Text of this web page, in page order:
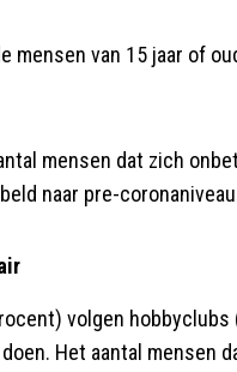
mensen van 15 jaar of
mensen dat zich
naar pre-
volgen
Het aantal mensen